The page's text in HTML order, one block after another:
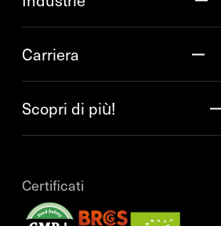
Carriera
Scopri di più!
Certificati